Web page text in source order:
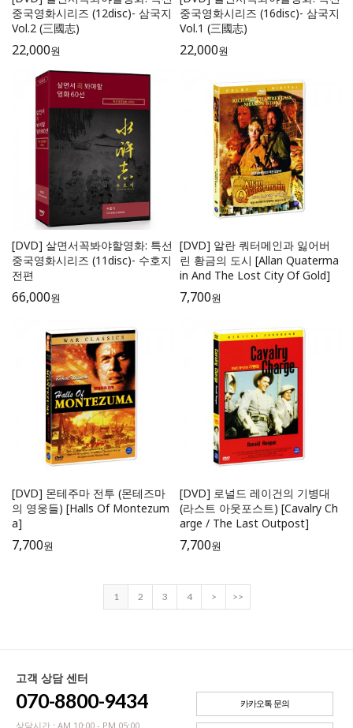
중국영화시리즈 (12disc)- 삼국지
Vol.2 (三國志)
22,000원
중국영화시리즈 (16disc)- 삼국지
Vol.1 (三國志)
22,000원
[DVD] 살면서꼭봐야할영화: 특선
중국영화시리즈 (11disc)- 수호지
전편
66,000원
[DVD] 알란 쿼터메인과 잃어버
린 황금의 도시 [Allan Quaterma
in And The Lost City Of Gold]
7,700원
[DVD] 몬테주마 전투 (몬테즈마
의 영웅들) [Halls Of Montezum
a]
7,700원
[DVD] 로널드 레이건의 기병대
(라스트 아웃포스트) [Cavalry Ch
arge / The Last Outpost]
7,700원
1 2 3 4 > >>
고객 상담 센터
070-8800-9434
상담시간 : AM 10:00 - PM 05:00
카카오톡 문의